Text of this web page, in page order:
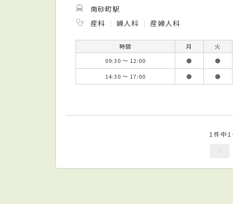
南砂町駅
産科
婦人科 産婦人科
時間 月 火
09:30 ～ 12:00
● ●
14:30 ～ 17:00
● ●
1件中